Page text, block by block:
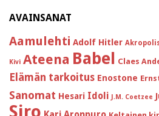
AVAINSANAT
Aamulehti Adolf Hitler
Kivi Ateena Babel Claes
Elämän tarkoitus Enostone
Sanomat Hesari Idoli J.M. Coetzee
Siro